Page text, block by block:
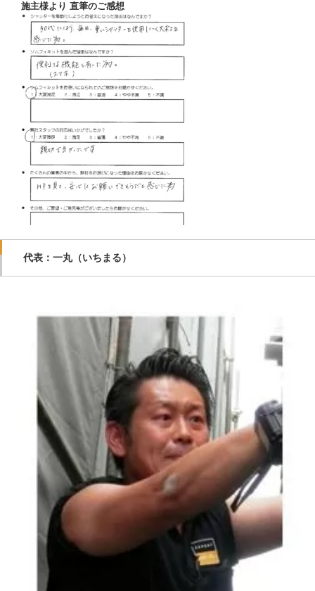
施主様より 直筆のご感想
代表：一丸（いちまる）